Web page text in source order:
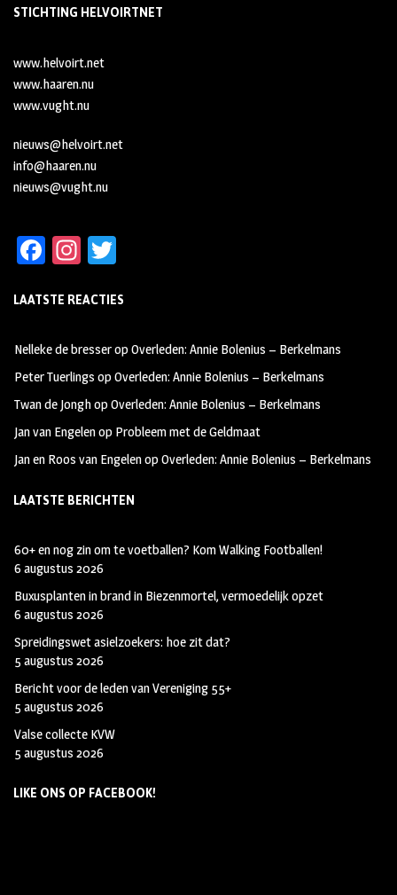
STICHTING HELVOIRTNET
www.helvoirt.net
www.haaren.nu
www.vught.nu
nieuws@helvoirt.net
info@haaren.nu
nieuws@vught.nu
Fa
b
oo
k
In
ag
m
tt
LAATSTE REACTIES
Nelleke de bresseropOverleden: Annie Bolenius – Berkelmans
Peter Tuerlings opOverleden: Annie Bolenius – Berkelmans
Twan de JonghopOverleden: Annie Bolenius – Berkelmans
Jan van Engelenop Probleem met de Geldmaat
Jan en Roos van EngelenopOverleden: Annie Bolenius – Berkelmans
LAATSTE BERICHTEN
60+ en nog zin om te voetballen? Kom Walking Footballen!
6 augustus 2026
Buxusplanten in brand in Biezenmortel, vermoedelijk opzet
6 augustus 2026
Spreidingswet asielzoekers: hoe zit dat?
5 augustus 2026
Bericht voor de leden van Vereniging 55+
5 augustus 2026
Valse collecte KVW
5 augustus 2026
LIKE ONS OP FACEBOOK!